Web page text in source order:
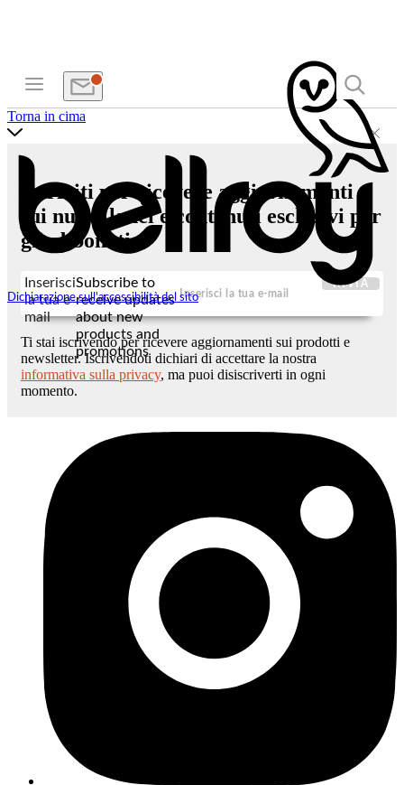
Dichiarazione sull'accessibilità del sito
Torna in cima
Iscriviti per ricevere aggiornamenti
sui nuovi lanci e contenuti esclusivi per
gli abbonati.
Inserisci
la tua e-
mail
Subscribe to
receive updates
about new
products and
promotions
INVIA
Ti stai iscrivendo per ricevere aggiornamenti sui prodotti e
newsletter. Iscrivendoti dichiari di accettare la nostra
informativa sulla privacy, ma puoi disiscriverti in ogni
momento.